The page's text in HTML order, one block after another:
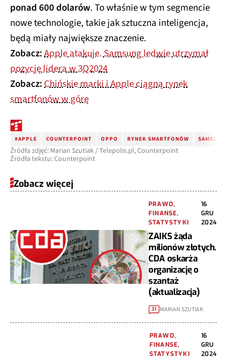
ponad 600 dolarów. To właśnie w tym segmencie
nowe technologie, takie jak sztuczna inteligencja,
będą miały największe znaczenie.
Zobacz:Apple atakuje. Samsung ledwie utrzymał
pozycję lidera w 3Q2024
Zobacz:Chińskie marki i Apple ciągną rynek
smartfonów w górę
#APPLE COUNTERPOINT OPPO RYNEK SMARTFONÓW SAMSUNG
Źródła zdjęć: Marian Szutiak / Telepolis.pl, Counterpoint
Źródła tekstu: Counterpoint
Zobacz więcej
PRAWO,
FINANSE,
STATYSTYKI
16
GRU
2024
ZAIKS żąda
milionów złotych.
CDA oskarża
organizację o
szantaż
(aktualizacja)
31 MARIAN SZUTIAK
PRAWO,
FINANSE,
STATYSTYKI
16
GRU
2024